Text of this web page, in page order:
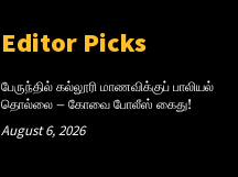
Editor Picks
பேருந்தில் கல்லூரி மாணவிக்குப் பாலியல்
தொல்லை – கோவை போலீஸ் கைது!
August 6, 2026